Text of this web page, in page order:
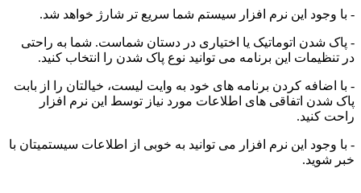
این نرم افزار سیستم شما سریع تر شارژ خواهد شد.
اتوماتیک یا اختیاری در دستان شماست. شما به راحتی
این برنامه می توانید نوع پاک شدن را انتخاب کنید.
کردن برنامه های خود به وایت لیست، خیالتان را از بابت
اتفاقی های اطلاعات مورد نیاز توسط این نرم افزار
این نرم افزار می توانید به خوبی از اطلاعات سیستمیتان با